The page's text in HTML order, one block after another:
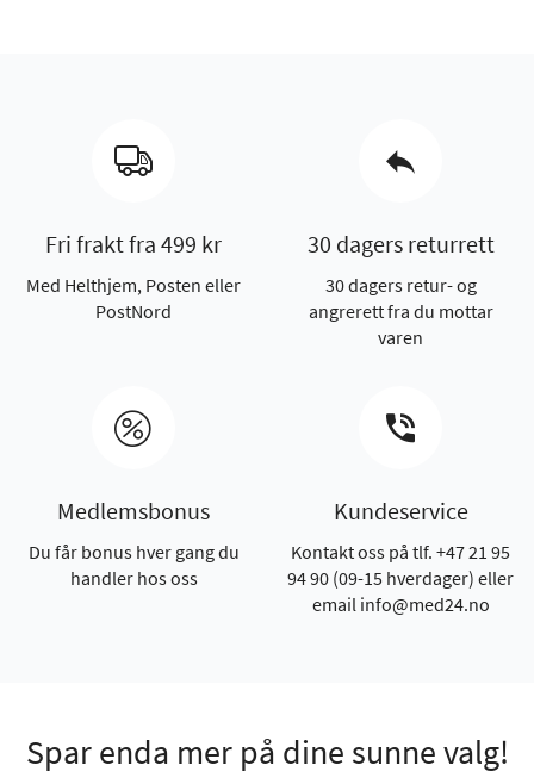
Fri frakt fra 499 kr
Med Helthjem, Posten eller
PostNord
30 dagers returrett
30 dagers retur- og
angrerett fra du mottar
varen
Medlemsbonus
Du får bonus hver gang du
handler hos oss
Kundeservice
Kontakt oss på tlf. +47 21 95
94 90 (09-15 hverdager) eller
email info@med24.no
Spar enda mer på dine sunne valg!